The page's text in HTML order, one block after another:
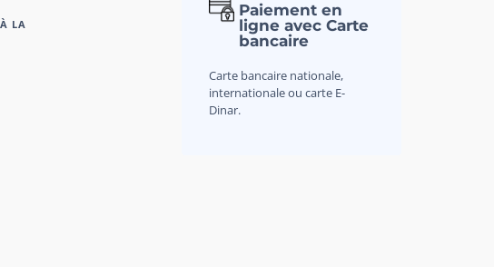
LA
Paiement en
ligne avec Carte
bancaire
Carte bancaire nationale,
internationale ou carte E-
Dinar.